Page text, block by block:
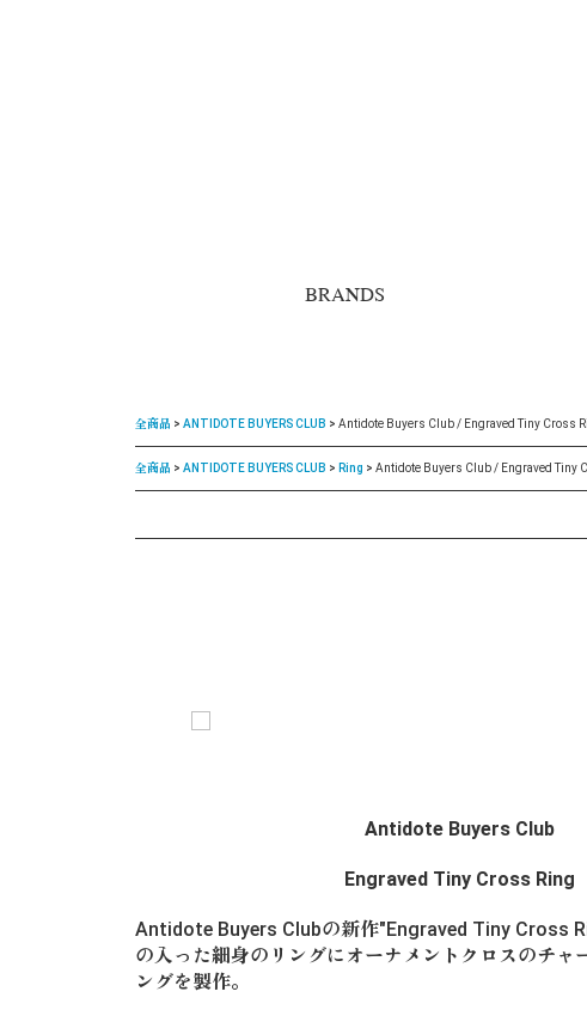
BRANDS
全商品 ANTIDOTE BUYERS CLUB Antidote Buyers Club / Engraved Tiny Cross
全商品 ANTIDOTE BUYERS CLUB Ring Antidote Buyers Club / Engraved Tiny
Antidote Buyers Club
Engraved Tiny Cross Ring
Antidote Buyers Clubの新作"Engraved Tiny Cross
の入った細身のリングにオーナメントクロスのチャ
ングを製作。